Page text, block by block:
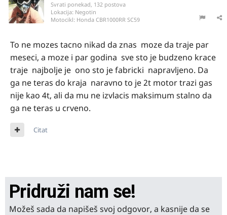
Svrati ponekad, 132 postova
Lokacija: Negotin
Motocikl: Honda CBR1000RR SC59
To ne mozes tacno nikad da znas moze da traje par
meseci, a moze i par godina sve sto je budzeno krace
traje najbolje je ono sto je fabricki napravljeno. Da
ga ne teras do kraja naravno to je 2t motor trazi gas
nije kao 4t, ali da mu ne izvlacis maksimum stalno da
ga ne teras u crveno.
Citat
Pridruži nam se!
Možeš sada da napišeš svoj odgovor, a kasnije da se